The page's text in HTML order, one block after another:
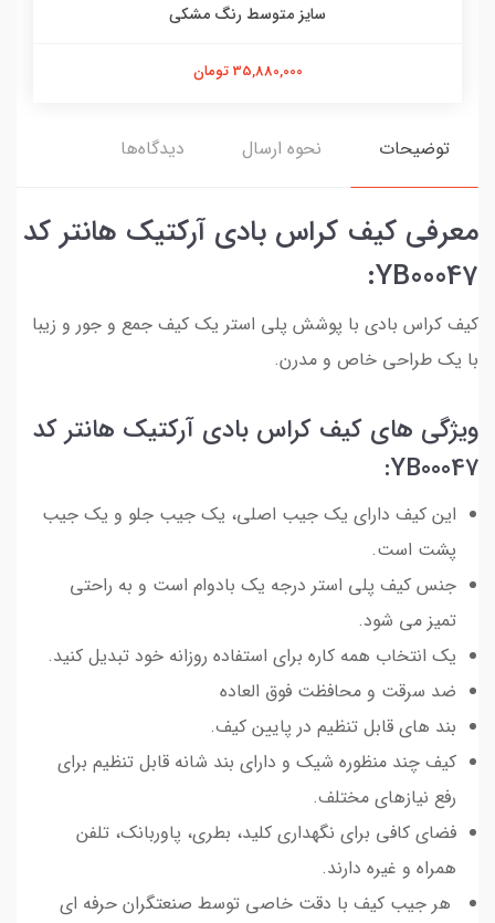
سایز متوسط رنگ مشکی
35,880,000 تومان
توضیحات نحوه ارسال دیدگاه‌ها
معرفی کیف کراس بادی آرکتیک هانتر کد
YB00047:
کیف کراس بادی با پوشش پلی استر یک کیف جمع و جور و زیبا
با یک طراحی خاص و مدرن.
ویژگی های کیف کراس بادی آرکتیک هانتر کد
YB00047:
این کیف دارای یک جیب اصلی، یک جیب جلو و یک جیب
پشت است.
جنس کیف پلی استر درجه یک بادوام است و به راحتی
تمیز می شود.
یک انتخاب همه کاره برای استفاده روزانه خود تبدیل کنید.
ضد سرقت و محافظت فوق العاده
بند های قابل تنظیم در پایین کیف.
کیف چند منظوره شیک و دارای بند شانه قابل تنظیم برای
رفع نیازهای مختلف.
فضای کافی برای نگهداری کلید، بطری، پاوربانک، تلفن
همراه و غیره دارند.
هر جیب کیف با دقت خاصی توسط صنعتگران حرفه ای